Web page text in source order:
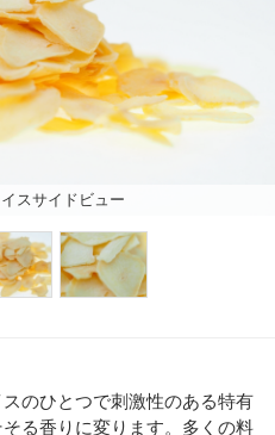
スサイドビュー
のひとつで刺激性のある特有
る香りに変ります。多くの料